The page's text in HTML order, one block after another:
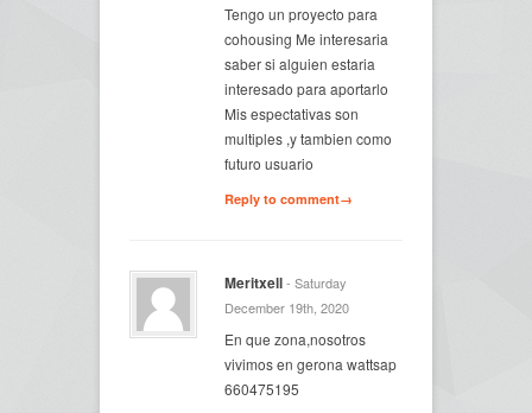
Tengo un proyecto para
cohousing Me interesaria
saber si alguien estaria
interesado para aportarlo
Mis espectativas son
multiples ,y tambien como
futuro usuario
Reply to comment→
Meritxell- Saturday
December 19th, 2020
En que zona,nosotros
vivimos en gerona wattsap
660475195